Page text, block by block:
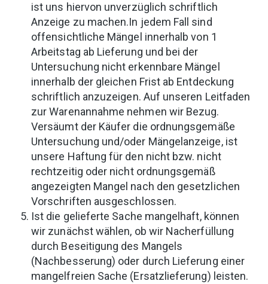
ist uns hiervon unverzüglich schriftlich
Anzeige zu machen.In jedem Fall sind
offensichtliche Mängel innerhalb von 1
Arbeitstag ab Lieferung und bei der
Untersuchung nicht erkennbare Mängel
innerhalb der gleichen Frist ab Entdeckung
schriftlich anzuzeigen. Auf unseren Leitfaden
zur Warenannahme nehmen wir Bezug.
Versäumt der Käufer die ordnungsgemäße
Untersuchung und/oder Mängelanzeige, ist
unsere Haftung für den nicht bzw. nicht
rechtzeitig oder nicht ordnungsgemäß
angezeigten Mangel nach den gesetzlichen
Vorschriften ausgeschlossen.
Ist die gelieferte Sache mangelhaft, können
wir zunächst wählen, ob wir Nacherfüllung
durch Beseitigung des Mangels
(Nachbesserung) oder durch Lieferung einer
mangelfreien Sache (Ersatzlieferung) leisten.